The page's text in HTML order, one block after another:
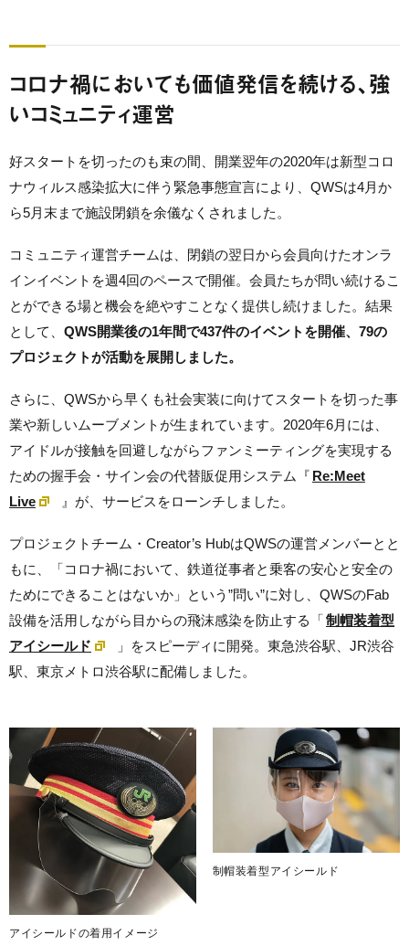
コロナ禍においても価値発信を続ける、強
いコミュニティ運営
好スタートを切ったのも束の間、開業翌年の2020年は新型コロ
ナウィルス感染拡大に伴う緊急事態宣言により、QWSは4月か
ら5月末まで施設閉鎖を余儀なくされました。
コミュニティ運営チームは、閉鎖の翌日から会員向けたオンラ
インイベントを週4回のペースで開催。会員たちが問い続けるこ
とができる場と機会を絶やすことなく提供し続けました。結果
として、 QWS開業後の1年間で437件のイベントを開催、79の
プロジェクトが活動を展開しました。
さらに、QWSから早くも社会実装に向けてスタートを切った事
業や新しいムーブメントが生まれています。2020年6月には、
アイドルが接触を回避しながらファンミーティングを実現する
ための握手会・サイン会の代替販促用システム『 Re:Meet
Live
』が、サービスをローンチしました。
プロジェクトチーム・Creator’s HubはQWSの運営メンバーとと
もに、「コロナ禍において、鉄道従事者と乗客の安心と安全の
ためにできることはないか」という”問い”に対し、QWSのFab
設備を活用しながら目からの飛沫感染を防止する「制帽装着型
アイシールド​
」をスピーディに開発。​ 東急渋谷駅、JR渋谷
駅、東京メトロ渋谷駅に配備しました。
アイシールドの着用イメージ
制帽装着型アイシールド​